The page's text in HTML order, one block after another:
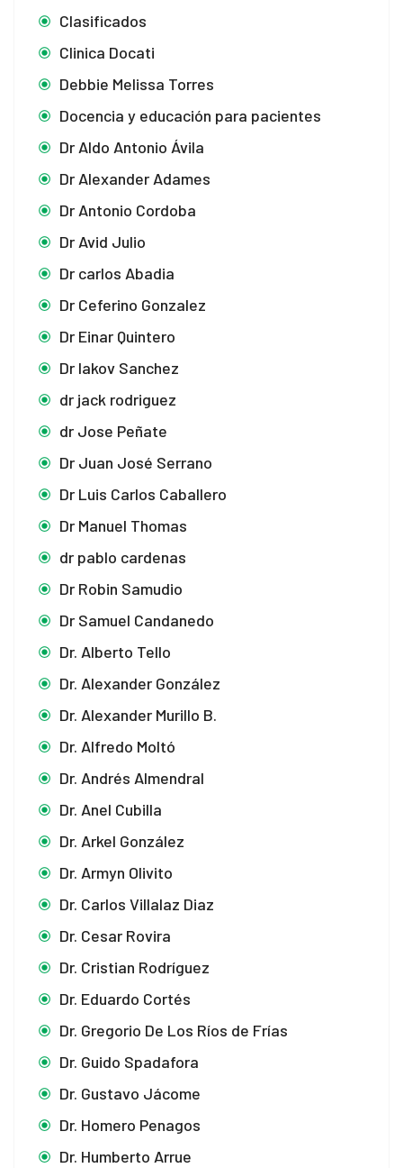
Clasificados
Clinica Docati
Debbie Melissa Torres
Docencia y educación para pacientes
Dr Aldo Antonio Ávila
Dr Alexander Adames
Dr Antonio Cordoba
Dr Avid Julio
Dr carlos Abadia
Dr Ceferino Gonzalez
Dr Einar Quintero
Dr Iakov Sanchez
dr jack rodriguez
dr Jose Peñate
Dr Juan José Serrano
Dr Luis Carlos Caballero
Dr Manuel Thomas
dr pablo cardenas
Dr Robin Samudio
Dr Samuel Candanedo
Dr. Alberto Tello
Dr. Alexander González
Dr. Alexander Murillo B.
Dr. Alfredo Moltó
Dr. Andrés Almendral
Dr. Anel Cubilla
Dr. Arkel González
Dr. Armyn Olivito
Dr. Carlos Villalaz Diaz
Dr. Cesar Rovira
Dr. Cristian Rodríguez
Dr. Eduardo Cortés
Dr. Gregorio De Los Ríos de Frías
Dr. Guido Spadafora
Dr. Gustavo Jácome
Dr. Homero Penagos
Dr. Humberto Arrue